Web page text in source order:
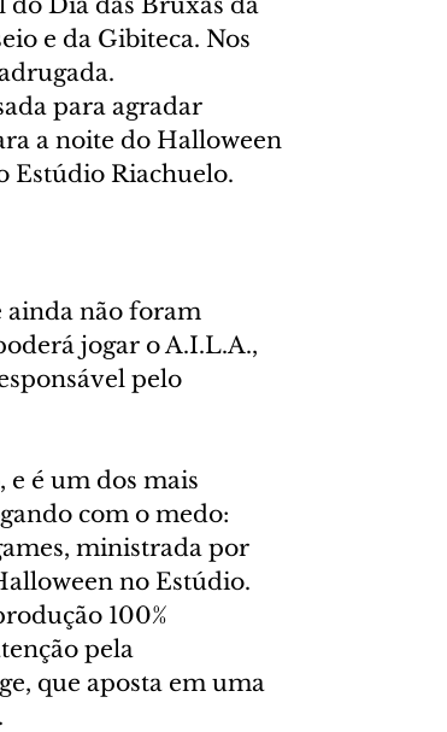
e da Gibiteca. Nos
para agradar
a noite do Halloween
Estúdio Riachuelo.
ainda não foram
jogar o A.I.L.A.,
pelo
é um dos mais
com o medo:
ministrada por
no Estúdio.
100%
pela
que aposta em uma